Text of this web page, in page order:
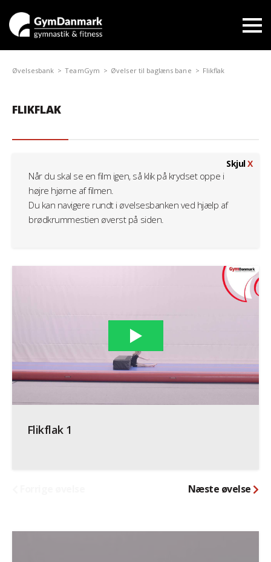
Øvelsesbank TeamGym Øvelser til baglæns bane Flikflak
FLIKFLAK
Når du skal se en film igen, så klik på krydset oppe i
højre hjørne af filmen.
Du kan navigere rundt i øvelsesbanken ved hjælp af
brødkrummestien øverst på siden.
SkjulX
Flikflak 1
Næste øvelse